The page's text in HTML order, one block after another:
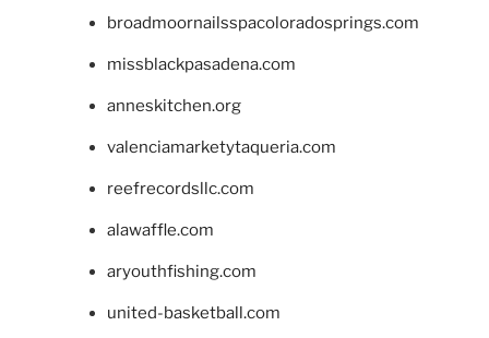
broadmoornailsspacoloradosprings.com
missblackpasadena.com
anneskitchen.org
valenciamarketytaqueria.com
reefrecordsllc.com
alawaffle.com
aryouthfishing.com
united-basketball.com